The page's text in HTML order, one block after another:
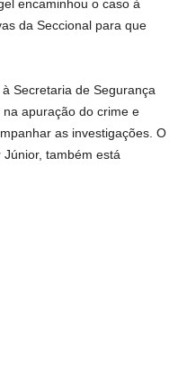
encaminhou o caso à
da Seccional para que
Secretaria de Segurança
na apuração do crime e
as investigações. O
também está